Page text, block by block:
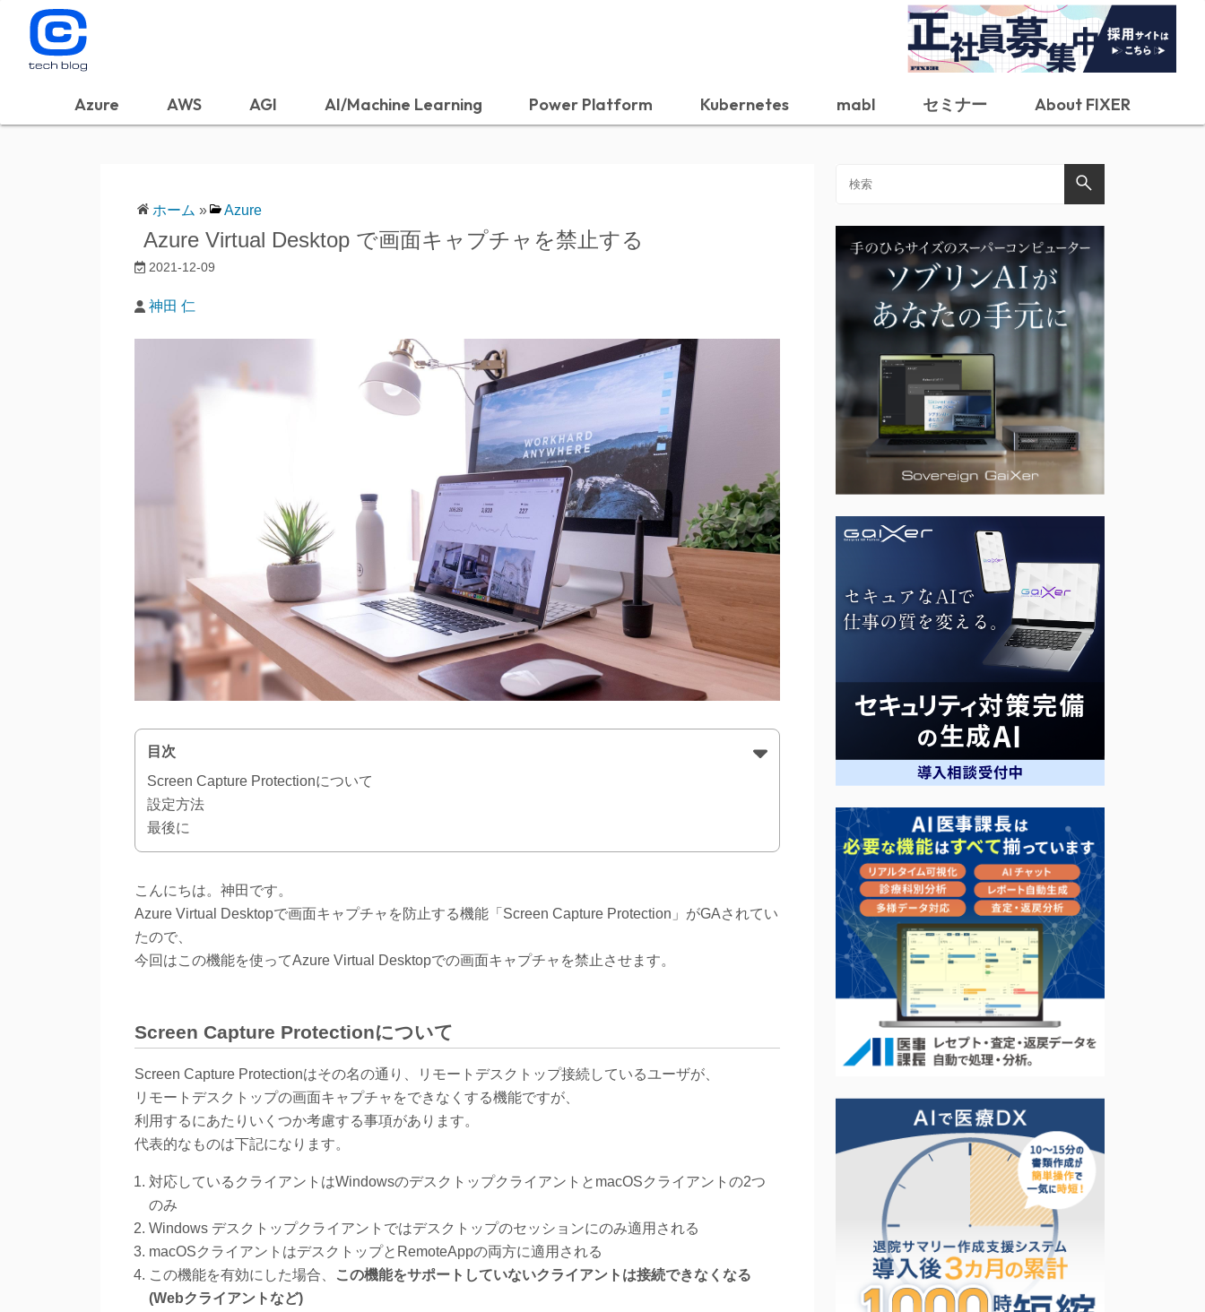
Azure AWS AGI AI/Machine Learning Power Platform Kubernetes mabl セミナー About FIXER
ホーム » Azure
Azure Virtual Desktop で画面キャプチャを禁止する
2021-12-09
神田 仁
目次
Screen Capture Protectionについて
設定方法
最後に
こんにちは。神田です。
Azure Virtual Desktopで画面キャプチャを防止する機能「Screen Capture Protection」がGAされてい
たので、
今回はこの機能を使ってAzure Virtual Desktopでの画面キャプチャを禁止させます。
Screen Capture Protectionについて
Screen Capture Protectionはその名の通り、リモートデスクトップ接続しているユーザが、
リモートデスクトップの画面キャプチャをできなくする機能ですが、
利用するにあたりいくつか考慮する事項があります。
代表的なものは下記になります。
対応しているクライアントはWindowsのデスクトップクライアントとmacOSクライアントの2つ
のみ
Windows デスクトップクライアントではデスクトップのセッションにのみ適用される
macOSクライアントはデスクトップとRemoteAppの両方に適用される
この機能を有効にした場合、 この機能をサポートしていないクライアントは接続できなくなる
(Webクライアントなど)